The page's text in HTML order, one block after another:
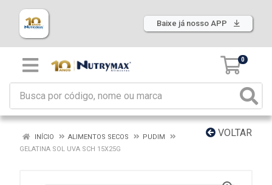
Baixe já nosso APP
0
VOLTAR
INÍCIO ALIMENTOS SECOS
PUDIM
GELATINA SOL UVA SCH 15X25G